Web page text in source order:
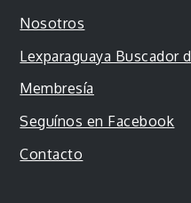
Nosotros
Lexparaguaya Buscador
Membresía
Seguínos en Facebook
Contacto